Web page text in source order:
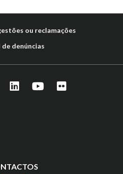
ou reclamações
de denúncias